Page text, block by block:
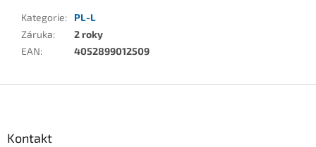
Kategorie:
PL-L
Záruka:
2 roky
EAN: 4052899012509
Kontakt